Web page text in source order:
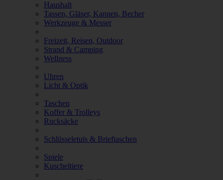
Haushalt
Tassen, Gläser, Kannen, Becher
Werkzeuge & Messer
Freizeit, Reisen, Outdoor
Strand & Camping
Wellness
Uhren
Licht & Optik
Taschen
Koffer & Trolleys
Rucksäcke
Schlüsseletuis & Brieftaschen
Spiele
Kuscheltiere